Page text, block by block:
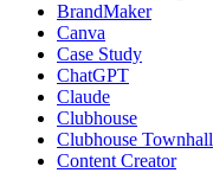
BrandMaker
Canva
Case Study
ChatGPT
Claude
Clubhouse
Clubhouse Townhall
Content Creator